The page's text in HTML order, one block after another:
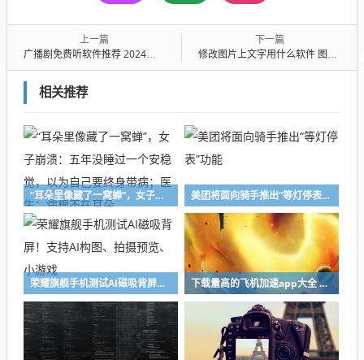
上一篇
广播剧免费听软件推荐 2024高口碑广播剧APP排行榜
下一篇
修改图片上文字用什么软件 图片文字编辑APP推荐与使用指南
相关推荐
“耳朵里像藏了一窝蝉”，女子崩溃：五年没睡过一个安稳觉，以为自己要终身带病；医生：病根不在耳朵 美团将面向骑手推出“等灯停表”功能
荣耀旗舰手机测试AI磁吸背屏！支持AI构图、拍摄预览、小游戏 下载量高的飞机加速app大全 值得推荐的飞机加速app精选